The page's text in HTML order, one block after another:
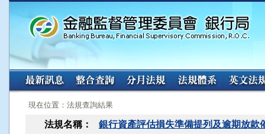
:::
現在位置：法規查詢結果
法規名稱： 銀行資產評估損失準備提列及逾期放款